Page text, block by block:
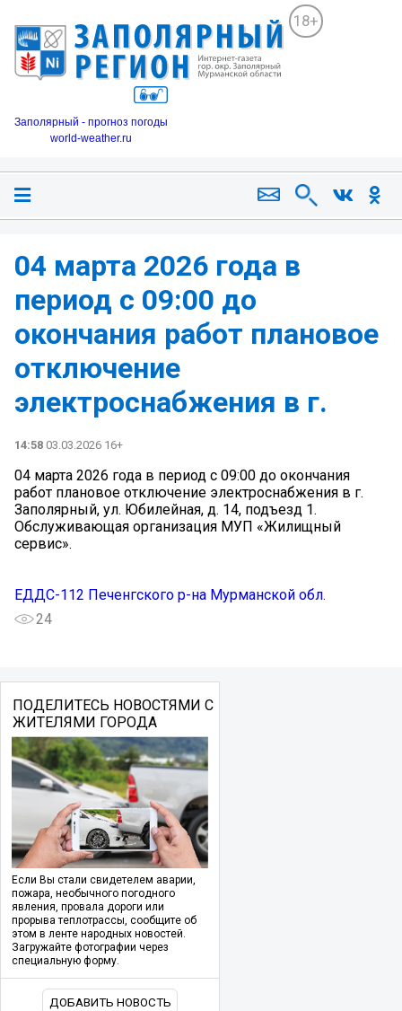
18+
Заполярный - прогноз погоды
world-weather.ru
04 марта 2026 года в
период с 09:00 до
окончания работ плановое
отключение
электроснабжения в г.
14:58 03.03.2026 16+
04 марта 2026 года в период с 09:00 до окончания
работ плановое отключение электроснабжения в г.
Заполярный, ул. Юбилейная, д. 14, подъезд 1.
Обслуживающая организация МУП «Жилищный
сервис».
ЕДДС-112 Печенгского р-на Мурманской обл.
24
ПОДЕЛИТЕСЬ НОВОСТЯМИ С
ЖИТЕЛЯМИ ГОРОДА
Если Вы стали свидетелем аварии,
пожара, необычного погодного
явления, провала дороги или
прорыва теплотрассы, сообщите об
этом в ленте народных новостей.
Загружайте фотографии через
специальную форму.
ДОБАВИТЬ НОВОСТЬ